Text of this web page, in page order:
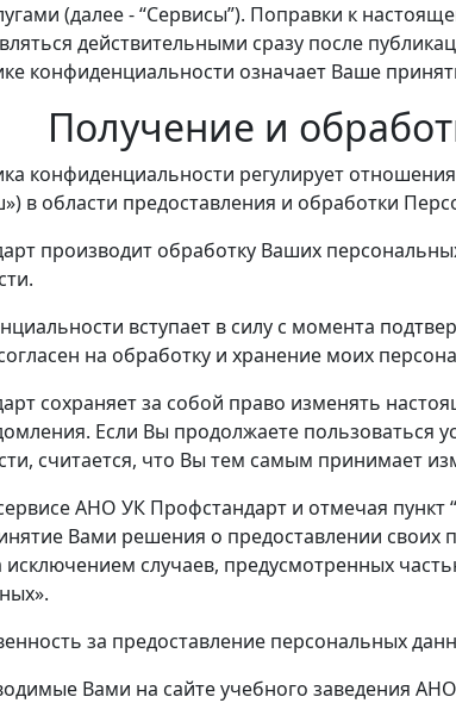
(далее - “Сервисы”). Поправки к
действительными сразу после
конфиденциальности означает Ваше
Получение и
конфиденциальности регулирует
в области предоставления и обработки
производит обработку Ваших
вступает в силу с момента
на обработку и хранение моих
сохраняет за собой право изменять
Если Вы продолжаете
считается, что Вы тем самым принимает
АНО УК Профстандарт и отмечая
Вами решения о предоставлении своих
исключением случаев, предусмотренных
за предоставление персональных
Вами на сайте учебного заведения